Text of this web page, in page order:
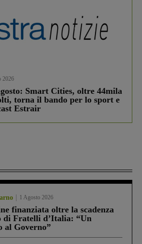
2026
Smart Cities, oltre 44mila
torna il bando per lo sport e
Estrair
1 Agosto 2026
finanziata oltre la scadenza
di Fratelli d’Italia: “Un
al Governo”